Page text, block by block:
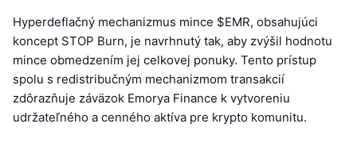
Hyperdeflačný mechanizmus mince $EMR, obsahujúci
koncept STOP Burn, je navrhnutý tak, aby zvýšil hodnotu
mince obmedzením jej celkovej ponuky. Tento prístup
spolu s redistribučným mechanizmom transakcií
zdôrazňuje záväzok Emorya Finance k vytvoreniu
udržateľného a cenného aktíva pre krypto komunitu.